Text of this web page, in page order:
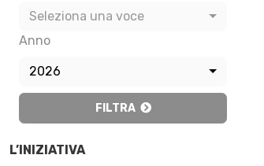
Seleziona una voce
Anno
2026
FILTRA
L’INIZIATIVA